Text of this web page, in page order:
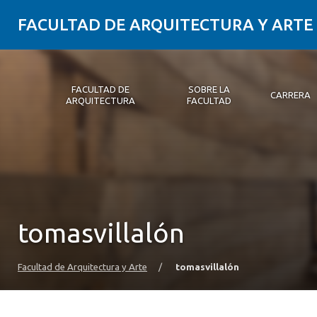
FACULTAD DE ARQUITECTURA Y ARTE
FACULTAD DE
ARQUITECTURA
SOBRE LA
FACULTAD
CARRERA
tomasvillalón
Facultad de Arquitectura y Arte / tomasvillalón